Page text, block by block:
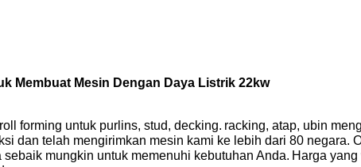
Membuat Mesin Dengan Daya Listrik 22kw
forming untuk purlins, stud, decking. racking, atap, ubin
dan telah mengirimkan mesin kami ke lebih dari 80 negara.
mungkin untuk memenuhi kebutuhan Anda. Harga